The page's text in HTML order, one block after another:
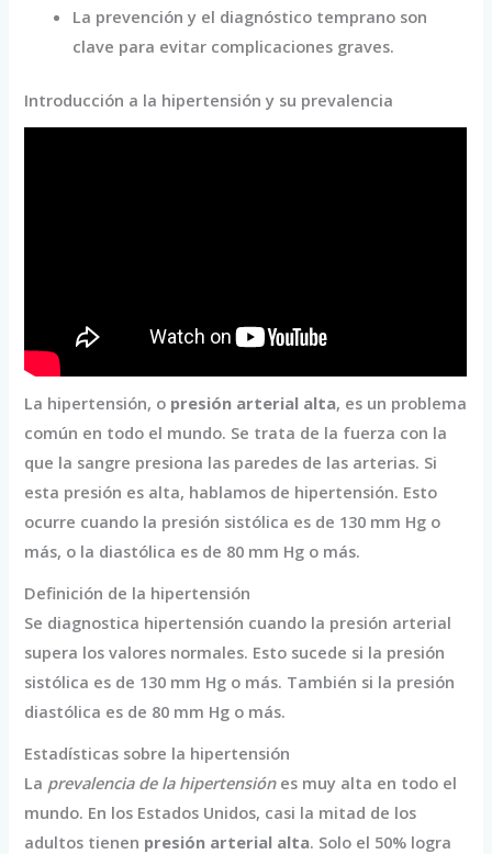
La prevención y el diagnóstico temprano son
clave para evitar complicaciones graves.
Introducción a la hipertensión y su prevalencia
La hipertensión, o presión arterial alta, es un problema
común en todo el mundo. Se trata de la fuerza con la
que la sangre presiona las paredes de las arterias. Si
esta presión es alta, hablamos de hipertensión. Esto
ocurre cuando la presión sistólica es de 130 mm Hg o
más, o la diastólica es de 80 mm Hg o más.
Definición de la hipertensión
Se diagnostica hipertensión cuando la presión arterial
supera los valores normales. Esto sucede si la presión
sistólica es de 130 mm Hg o más. También si la presión
diastólica es de 80 mm Hg o más.
Estadísticas sobre la hipertensión
La prevalencia de la hipertensiónes muy alta en todo el
mundo. En los Estados Unidos, casi la mitad de los
adultos tienen presión arterial alta. Solo el 50% logra